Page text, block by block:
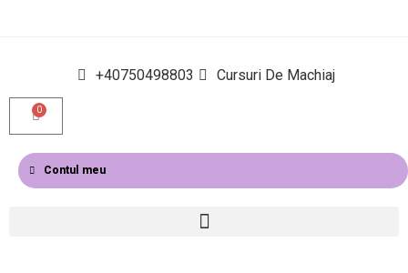
+40750498803 Cursuri De Machiaj
Contul meu
0